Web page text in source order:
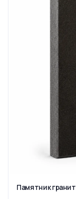
Памятник